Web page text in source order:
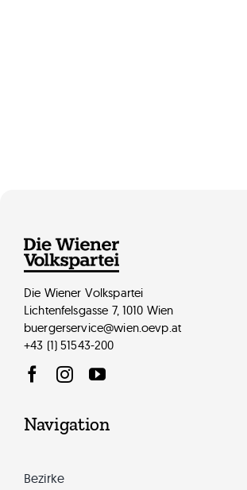
Robert Duchac , MA
Die Wiener Volkspartei
Lichtenfelsgasse 7, 1010 Wien
buergerservice@wien.oevp.at
+43 (1) 51543-200
Navigation
Bezirke